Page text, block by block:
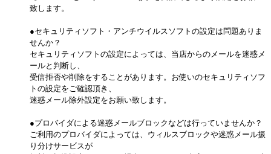
致します。
●セキュリティソフト・アンチウイルスソフトの設定は問題ありま
せんか？
セキュリティソフトの設定によっては、当店からのメールを迷惑メ
ールと判断し、
受信拒否や削除をすることがあります。お使いのセキュリティソフ
トの設定をご確認頂き、
迷惑メール除外設定をお願い致します。
●プロバイダによる迷惑メールブロックなどは行っていませんか？
ご利用のプロバイダによっては、ウィルスブロックや迷惑メール振
り分けサービスが